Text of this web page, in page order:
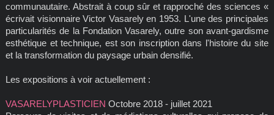
communautaire. Abstrait à coup sûr et rapproché des sciences «
écrivait visionnaire Victor Vasarely en 1953. L'une des principales
particularités de la Fondation Vasarely, outre son avant-gardisme
esthétique et technique, est son inscription dans l'histoire du site
et la transformation du paysage urbain densifié.
Les expositions à voir actuellement :
VASARELYPLASTICIEN Octobre 2018 - juillet 2021